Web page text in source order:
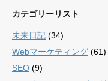
カテゴリーリスト
未来日記 (34)
Webマーケティング (61)
SEO (9)